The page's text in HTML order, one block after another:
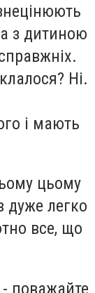
з дитиною
Ні.
і мають
цьому
дуже легко
все, що
поважайте